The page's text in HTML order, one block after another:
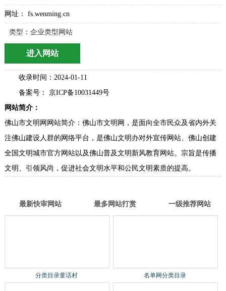
网址： fs.wenming.cn
类型：企业类型网站
进入网站
收录时间：2024-01-11
备案号： 京ICP备10031449号
网站简介：
佛山市文明网网站简介：佛山市文明网，是面向全市民众及省内外关
注佛山建设人群的网络平台，是佛山文明办对外宣传网站、佛山创建
全国文明城市官方网站以及佛山普及文明新风教育网站。宗旨是传播
文明、引领风尚，促进社会文明水平和公民文明素质的提高。
最新快审网站 最多网站打赏 一级推荐网站
分类目录童话村
导航呀